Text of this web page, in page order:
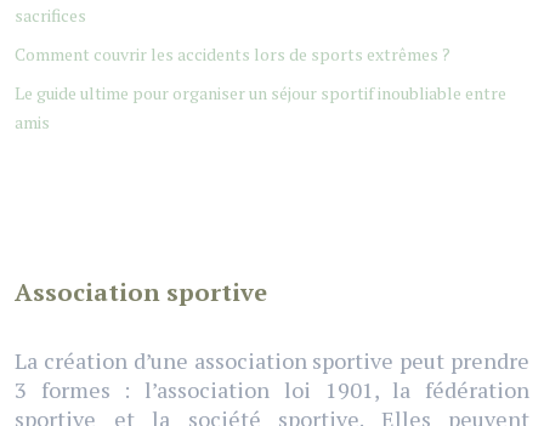
sacrifices
Comment couvrir les accidents lors de sports extrêmes ?
Le guide ultime pour organiser un séjour sportif inoubliable entre
amis
Association sportive
La création d’une association sportive peut prendre
3 formes : l’association loi 1901, la fédération
sportive et la société sportive. Elles peuvent